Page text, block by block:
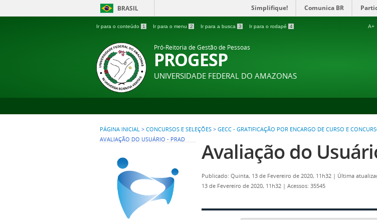
BRASIL Simplifique! Comunica BR
Ir para o conteúdo 1 Ir para o menu 2 Ir para a busca 3 Ir para o rodapé 4 A+
Pró-Reitoria de Gestão de Pessoas
PROGESP
UNIVERSIDADE FEDERAL DO AMAZONAS
PÁGINA INICIAL > CONCURSOS E SELEÇÕES > GECC - GRATIFICAÇÃO POR ENCARGO DE CURSO E
AVALIAÇÃO DO USUÁRIO - PRAD
Avaliação do
Publicado: Quinta, 13 de Fevereiro de 2020, 11h32 | Última
13 de Fevereiro de 2020, 11h32 | Acessos: 35545